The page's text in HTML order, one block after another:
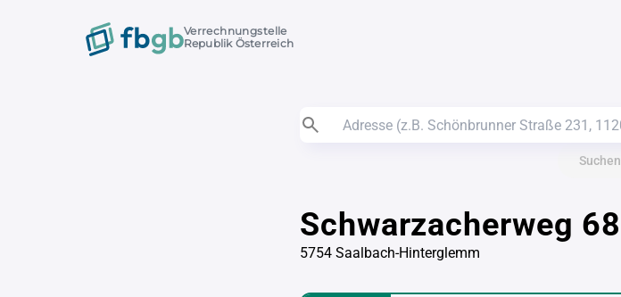
Verrechnungstelle
Republik Österreich
Suchen
Schwarzacherweg 68
5754 Saalbach-Hinterglemm